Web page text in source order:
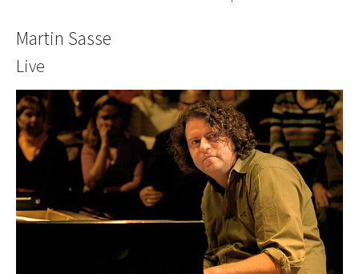
Martin Sasse
Live
Show larger version for: